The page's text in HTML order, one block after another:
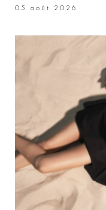
05 août 2026